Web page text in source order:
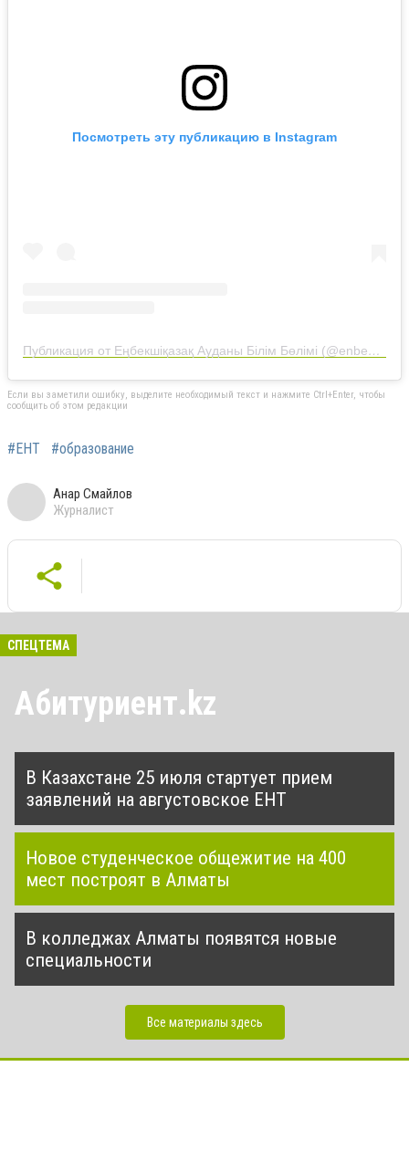
Посмотреть эту публикацию в Instagram
Публикация от Еңбекшіқазақ Ауданы Білім Бөлімі (@enbekshikazakh_a_bilim_b)
Если вы заметили ошибку, выделите необходимый текст и нажмите Ctrl+Enter, чтобы
сообщить об этом редакции
#ЕНТ #образование
Анар Смайлов
Журналист
СПЕЦТЕМА
Абитуриент.kz
В Казахстане 25 июля стартует прием
заявлений на августовское ЕНТ
Новое студенческое общежитие на 400
мест построят в Алматы
В колледжах Алматы появятся новые
специальности
Все материалы здесь